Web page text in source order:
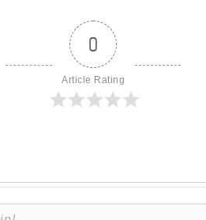
0
Article Rating